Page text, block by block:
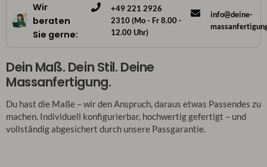
Wir
beraten
Sie gerne:
+49 221 2926
2310 (Mo - Fr 8.00 -
12.00 Uhr)
info@deine-
Dein Maß. Dein Stil. Deine
Massanfertigung.
Du hast die Maße – wir den Anspruch, daraus etwas Passendes zu
machen. Individuell konfigurierbar, hochwertig gefertigt – und
vollständig abgesichert durch unsere Passgarantie.